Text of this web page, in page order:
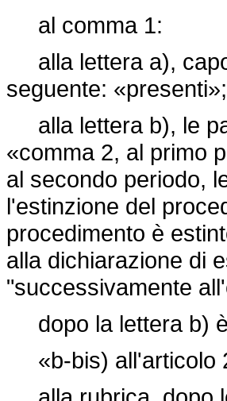
al comma 1:
alla lettera a),
seguente: «presenti»;
alla lettera b), le
«comma 2, al primo
al secondo periodo,
l'estinzione del
procedimento è
alla dichiarazione di
"successivamente
dopo la lettera b)
«b-bis) all'articolo